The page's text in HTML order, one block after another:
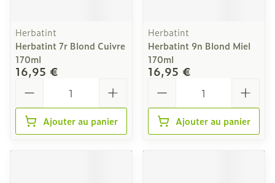
Herbatint
Herbatint 7r Blond Cuivre
170ml
16,95 €
Ajouter au panier
Herbatint
Herbatint 9n Blond Miel
170ml
16,95 €
Ajouter au panier